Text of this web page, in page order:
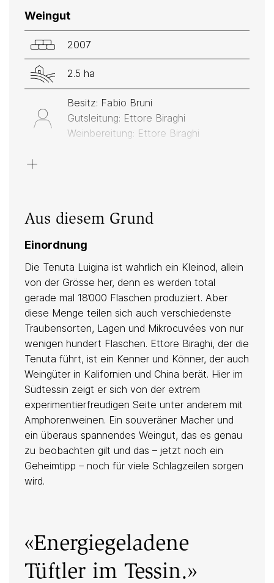
Weingut
2007
2.5 ha
Besitz: Fabio Bruni
Gutsleitung: Ettore Biraghi
Weinbereitung: Ettore Biraghi
+
Aus diesem Grund
Einordnung
Die Tenuta Luigina ist wahrlich ein Kleinod, allein
von der Grösse her, denn es werden total
gerade mal 18’000 Flaschen produziert. Aber
diese Menge teilen sich auch verschiedenste
Traubensorten, Lagen und Mikrocuvées von nur
wenigen hundert Flaschen. Ettore Biraghi, der die
Tenuta führt, ist ein Kenner und Könner, der auch
Weingüter in Kalifornien und China berät. Hier im
Südtessin zeigt er sich von der extrem
experimentierfreudigen Seite unter anderem mit
Amphorenweinen. Ein souveräner Macher und
ein überaus spannendes Weingut, das es genau
zu beobachten gilt und das – jetzt noch ein
Geheimtipp – noch für viele Schlagzeilen sorgen
wird.
«Energiegeladene
Tüftler im Tessin.»